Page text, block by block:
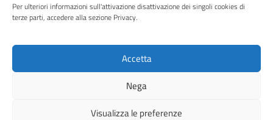
Per ulteriori informazioni sull'attivazione disattivazione dei singoli cookies di
terze parti, accedere alla sezione Privacy.
Accetta
Nega
Visualizza le preferenze
Instagram